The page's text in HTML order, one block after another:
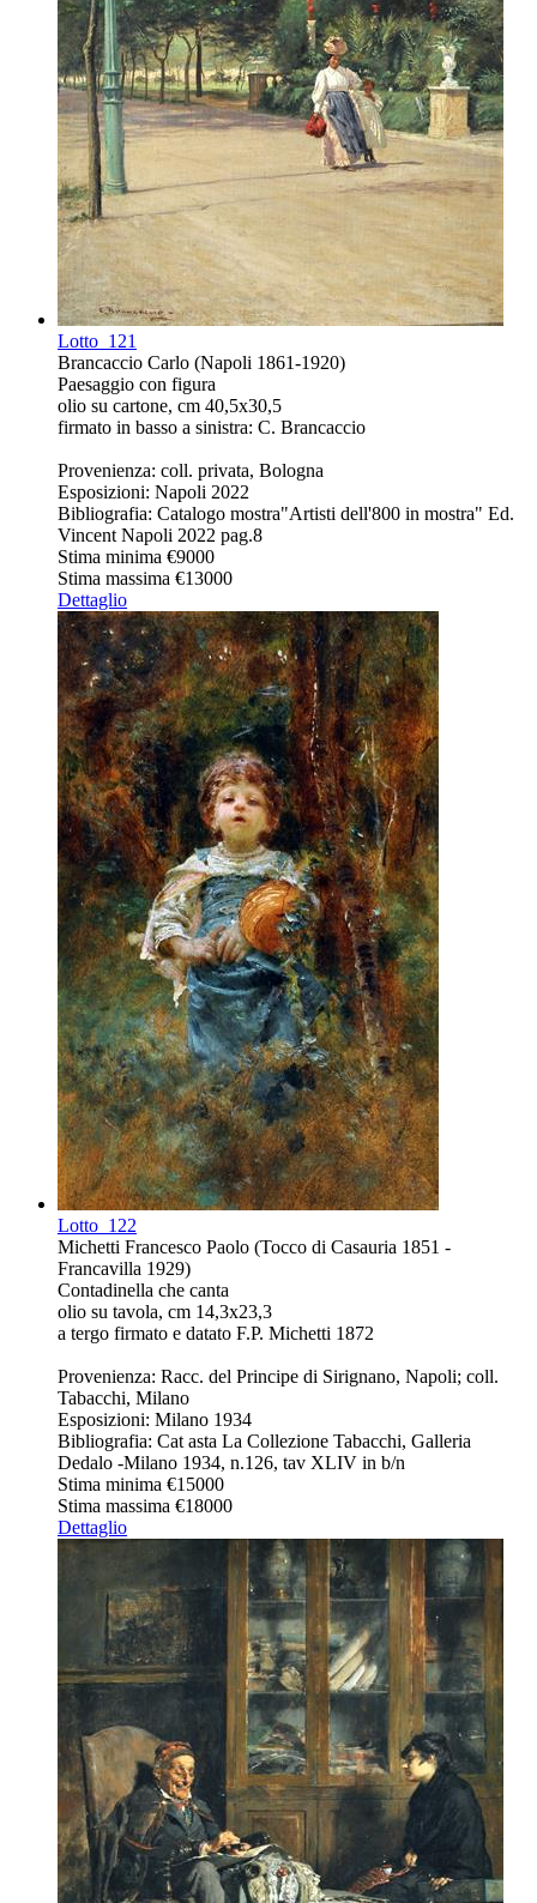
Lotto 121
Brancaccio Carlo (Napoli 1861-1920)
Paesaggio con figura
olio su cartone, cm 40,5x30,5
firmato in basso a sinistra: C. Brancaccio
Provenienza: coll. privata, Bologna
Esposizioni: Napoli 2022
Bibliografia: Catalogo mostra"Artisti dell'800 in mostra" Ed.
Vincent Napoli 2022 pag.8
Stima minima €9000
Stima massima €13000
Dettaglio
Lotto 122
Michetti Francesco Paolo (Tocco di Casauria 1851 -
Francavilla 1929)
Contadinella che canta
olio su tavola, cm 14,3x23,3
a tergo firmato e datato F.P. Michetti 1872
Provenienza: Racc. del Principe di Sirignano, Napoli; coll.
Tabacchi, Milano
Esposizioni: Milano 1934
Bibliografia: Cat asta La Collezione Tabacchi, Galleria
Dedalo -Milano 1934, n.126, tav XLIV in b/n
Stima minima €15000
Stima massima €18000
Dettaglio